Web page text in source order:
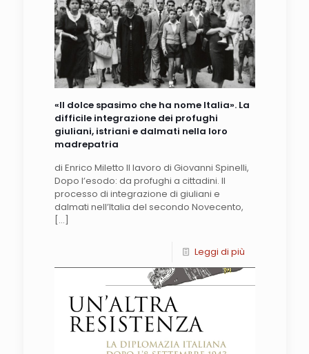
«Il dolce spasimo che ha nome Italia». La
difficile integrazione dei profughi
giuliani, istriani e dalmati nella loro
madrepatria
di Enrico Miletto Il lavoro di Giovanni Spinelli,
Dopo l’esodo: da profughi a cittadini. Il
processo di integrazione di giuliani e
dalmati nell’Italia del secondo Novecento,
[…]
Leggi di più